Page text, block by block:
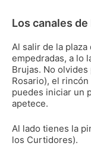
Los canales de
Al salir de la
empedradas, a lo
Brujas. No
Rosario), el
puedes iniciar un
apetece.
Al lado tienes la
los Curtidores).